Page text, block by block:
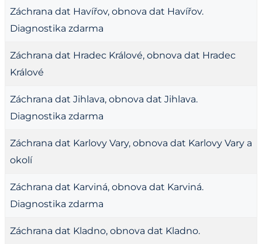
Záchrana dat Havířov, obnova dat Havířov.
Diagnostika zdarma
Záchrana dat Hradec Králové, obnova dat Hradec
Králové
Záchrana dat Jihlava, obnova dat Jihlava.
Diagnostika zdarma
Záchrana dat Karlovy Vary, obnova dat Karlovy Vary a
okolí
Záchrana dat Karviná, obnova dat Karviná.
Diagnostika zdarma
Záchrana dat Kladno, obnova dat Kladno.